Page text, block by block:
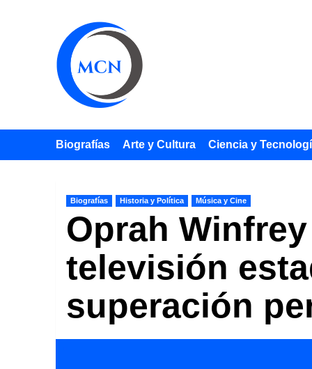
Biografías Arte y Cultura Ciencia y
Biografías Historia y Política Música y Cine
Oprah
televisión
superación